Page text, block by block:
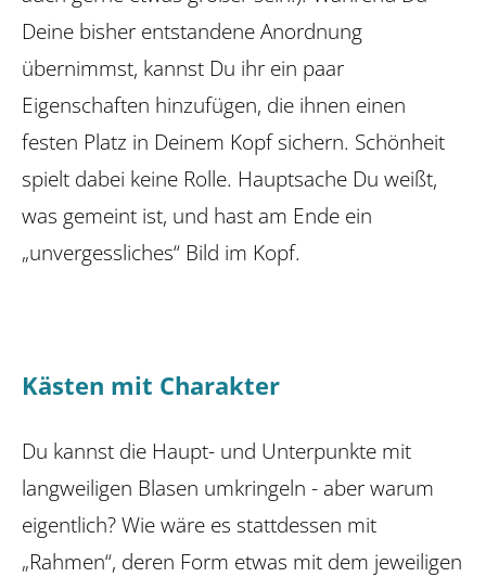
Deine bisher entstandene Anordnung
übernimmst, kannst Du ihr ein paar
Eigenschaften hinzufügen, die ihnen einen
festen Platz in Deinem Kopf sichern. Schönheit
spielt dabei keine Rolle. Hauptsache Du weißt,
was gemeint ist, und hast am Ende ein
„unvergessliches“ Bild im Kopf.
Kästen mit Charakter
Du kannst die Haupt- und Unterpunkte mit
langweiligen Blasen umkringeln - aber warum
eigentlich? Wie wäre es stattdessen mit
„Rahmen“, deren Form etwas mit dem jeweiligen